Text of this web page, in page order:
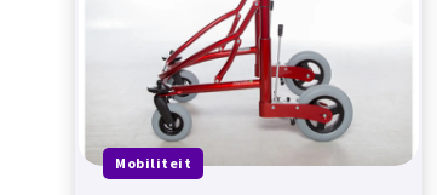
Mobiliteit